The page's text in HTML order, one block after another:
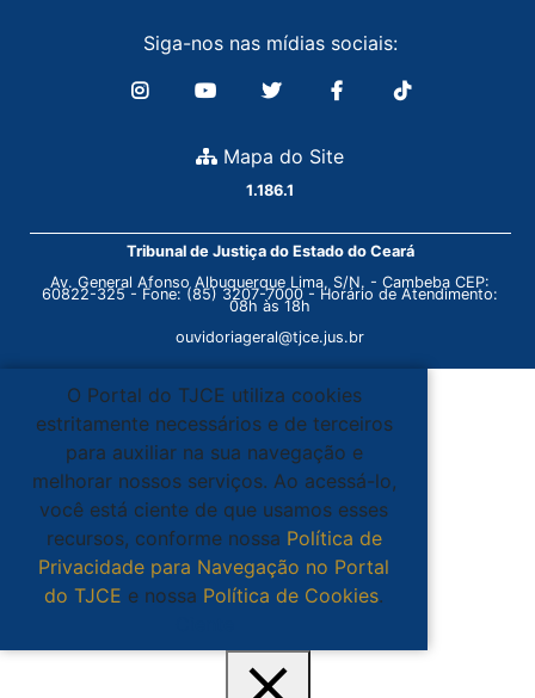
Siga-nos nas mídias sociais:
Mapa do Site
1.186.1
Tribunal de Justiça do Estado do Ceará
Av. General Afonso Albuquerque Lima, S/N. - Cambeba CEP:
60822-325 - Fone: (85) 3207-7000 - Horário de Atendimento:
08h às 18h
ouvidoriageral@tjce.jus.br
O Portal do TJCE utiliza cookies
estritamente necessários e de terceiros
para auxiliar na sua navegação e
melhorar nossos serviços. Ao acessá-lo,
você está ciente de que usamos esses
recursos, conforme nossa Política de
Privacidade para Navegação no Portal
do TJCE e nossa Política de Cookies.